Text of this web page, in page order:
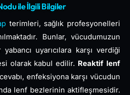
ile İlgili Bilgiler
terimleri, sağlık profesyonelleri
Bunlar, vücudumuzun
uyarıcılara karşı verdiği
olarak kabul edilir. Reaktif lenf
enfeksiyona karşı vücudun
lenf bezlerinin aktifleşmesidir.